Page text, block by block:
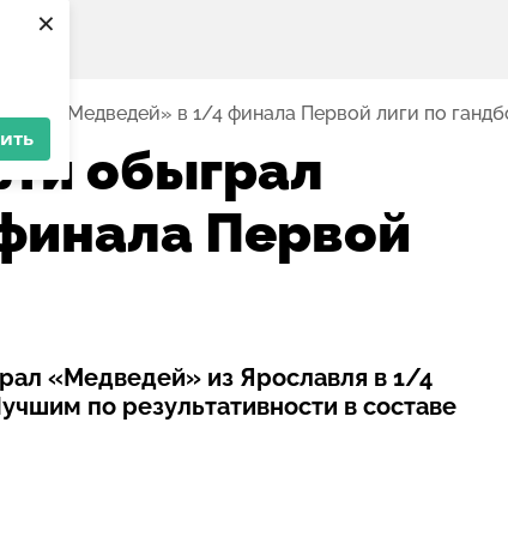
×
«Медведей» в 1/4 финала Первой лиги по
обыграл
Первой
«Медведей» из Ярославля в 1/4
по результативности в составе